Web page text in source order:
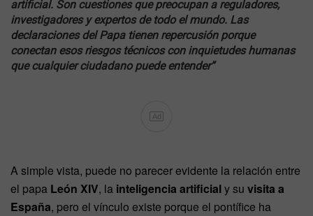
artificial. Son cuestiones que preocupan a reguladores,
investigadores y expertos de todo el mundo. Las
declaraciones del Papa tienen repercusión porque
conectan esos riesgos técnicos con inquietudes humanas
que cualquier ciudadano puede entender”
Ad
A simple vista, puede no parecer evidente la relación entre
el papa León XIV, la inteligencia artificialy su visita a
España, pero el vínculo existe porque el pontífice ha